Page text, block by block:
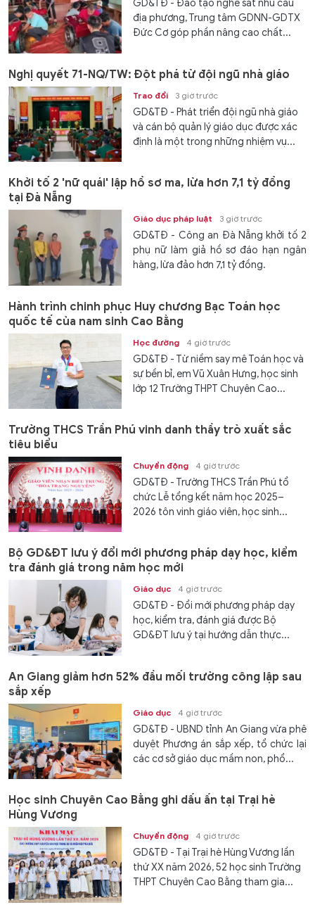
GD&TĐ - Đào tạo nghề sát nhu cầu
địa phương, Trung tâm GDNN-GDTX
Đức Cơ góp phần nâng cao chất...
Nghị quyết 71-NQ/TW: Đột phá từ đội ngũ nhà giáo
Trao đổi 3 giờ trước
GD&TĐ - Phát triển đội ngũ nhà giáo
và cán bộ quản lý giáo dục được xác
định là một trong những nhiệm vụ...
Khởi tố 2 'nữ quái' lập hồ sơ ma, lừa hơn 7,1 tỷ đồng
tại Đà Nẵng
Giáo dục pháp luật 3 giờ trước
GD&TĐ - Công an Đà Nẵng khởi tố 2
phụ nữ làm giả hồ sơ đáo hạn ngân
hàng, lừa đảo hơn 7,1 tỷ đồng.
Hành trình chinh phục Huy chương Bạc Toán học
quốc tế của nam sinh Cao Bằng
Học đường 4 giờ trước
GD&TĐ - Từ niềm say mê Toán học và
sự bền bỉ, em Vũ Xuân Hưng, học sinh
lớp 12 Trường THPT Chuyên Cao...
Trường THCS Trần Phú vinh danh thầy trò xuất sắc
tiêu biểu
Chuyển động 4 giờ trước
GD&TĐ - Trường THCS Trần Phú tổ
chức Lễ tổng kết năm học 2025–
2026 tôn vinh giáo viên, học sinh...
Bộ GD&ĐT lưu ý đổi mới phương pháp dạy học, kiểm
tra đánh giá trong năm học mới
Giáo dục 4 giờ trước
GD&TĐ - Đổi mới phương pháp dạy
học, kiểm tra, đánh giá được Bộ
GD&ĐT lưu ý tại hướng dẫn thực...
An Giang giảm hơn 52% đầu mối trường công lập sau
sắp xếp
Giáo dục 4 giờ trước
GD&TĐ - UBND tỉnh An Giang vừa phê
duyệt Phương án sắp xếp, tổ chức lại
các cơ sở giáo dục mầm non, phổ...
Học sinh Chuyên Cao Bằng ghi dấu ấn tại Trại hè
Hùng Vương
Chuyển động 4 giờ trước
GD&TĐ - Tại Trại hè Hùng Vương lần
thứ XX năm 2026, 52 học sinh Trường
THPT Chuyên Cao Bằng tham gia...